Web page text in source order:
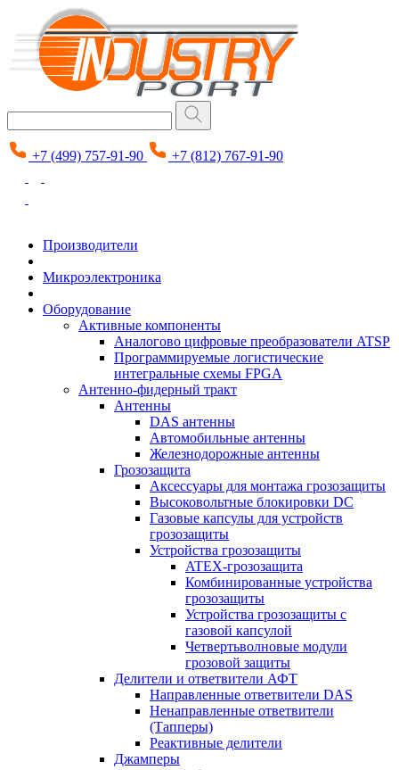
+7 (499) 757-91-90 +7 (812) 767-91-90
Производители
Микроэлектроника
Оборудование
Активные компоненты
Аналогово цифровые преобразователи ATSP
Программируемые логистические
интегральные схемы FPGA
Антенно-фидерный тракт
Антенны
DAS антенны
Автомобильные антенны
Железнодорожные антенны
Грозозащита
Аксессуары для монтажа грозозащиты
Высоковольтные блокировки DC
Газовые капсулы для устройств
грозозащиты
Устройства грозозащиты
ATEX-грозозащита
Комбинированные устройства
грозозащиты
Устройства грозозащиты с
газовой капсулой
Четвертьволновые модули
грозовой защиты
Делители и ответвители АФТ
Направленные ответвители DAS
Ненаправленные ответвители
(Тапперы)
Реактивные делители
Джамперы